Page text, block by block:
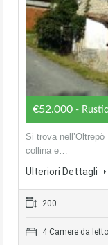
€52.000 -
Si trova
collina e…
Ulteriori Dettagli
200
4 Camere da letto